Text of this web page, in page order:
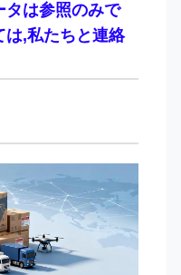
タは参照のみで
は,私たちと連絡